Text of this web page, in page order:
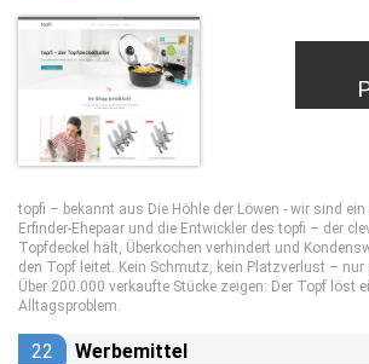
topfi – bekannt aus Die Höhle der Löwen - wir sind
Erfinder-Ehepaar und die Entwickler des topfi – der
Topfdeckel hält, Überkochen verhindert und
den Topf leitet. Kein Schmutz, kein Platzverlust – nur
Über 200.000 verkaufte Stücke zeigen: Der Topf löst
Alltagsproblem.
22 Werbemittel